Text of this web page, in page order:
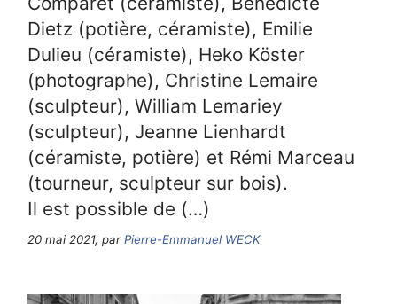
Dietz (potière, céramiste), Emilie
Dulieu (céramiste), Heko Köster
(photographe), Christine Lemaire
(sculpteur), William Lemariey
(sculpteur), Jeanne Lienhardt
(céramiste, potière) et Rémi Marceau
(tourneur, sculpteur sur bois).
Il est possible de (…)
20 mai 2021, parPierre-Emmanuel WECK